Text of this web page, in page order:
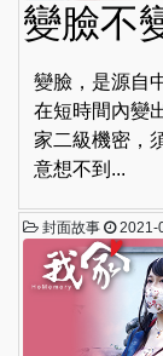
變臉不
變臉，是源自
在短時間內變
家二級機密，
意想不到...
封面故事 2021-